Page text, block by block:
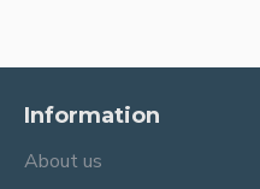
Information
About us